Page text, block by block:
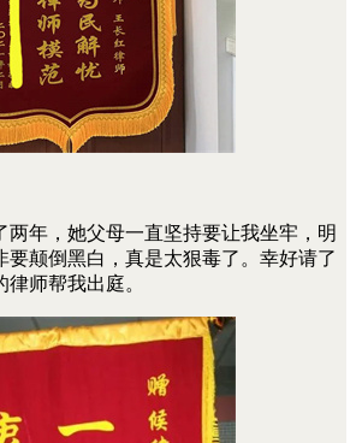
两年，她父母一直坚持要让我坐牢，明
要颠倒黑白，真是太狠毒了。幸好请了
师帮我出庭。